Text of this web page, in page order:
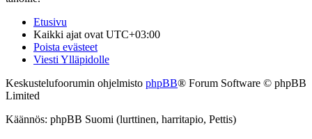
Etusivu
Kaikki ajat ovat UTC+03:00
Poista evästeet
Viesti Ylläpidolle
Keskustelufoorumin ohjelmisto phpBB® Forum Software © phpBB
Limited
Käännös: phpBB Suomi (lurttinen, harritapio, Pettis)